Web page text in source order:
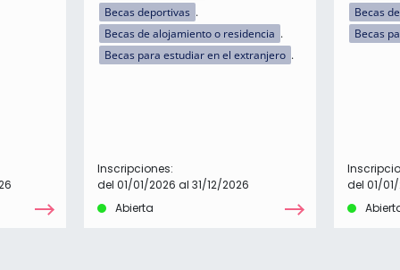
Becas deportivas
Becas de alojamiento o residencia
Becas para estudiar en el extranjero
Inscripciones:
del 01/01/2026 al 31/12/2026
Abierta
Becas
Becas
del 01/